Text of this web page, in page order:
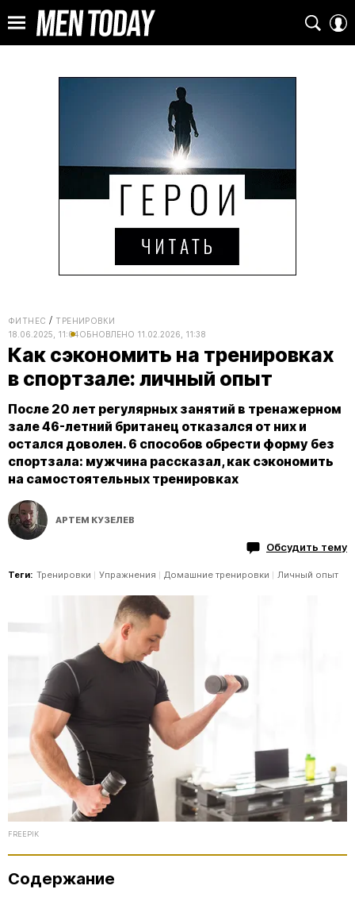
ФИТНЕС
ТРЕНИРОВКИ
18.06.2025, 11:04ОБНОВЛЕНО 11.02.2026, 11:38
Как сэкономить на тренировках
в спортзале: личный опыт
После 20 лет регулярных занятий в тренажерном
зале 46-летний британец отказался от них и
остался доволен. 6 способов обрести форму без
спортзала: мужчина рассказал, как сэкономить
на самостоятельных тренировках
АРТЕМ КУЗЕЛЕВ
Обсудить тему
Теги: Тренировки Упражнения Домашние тренировки Личный опыт
FREEPIK
Содержание